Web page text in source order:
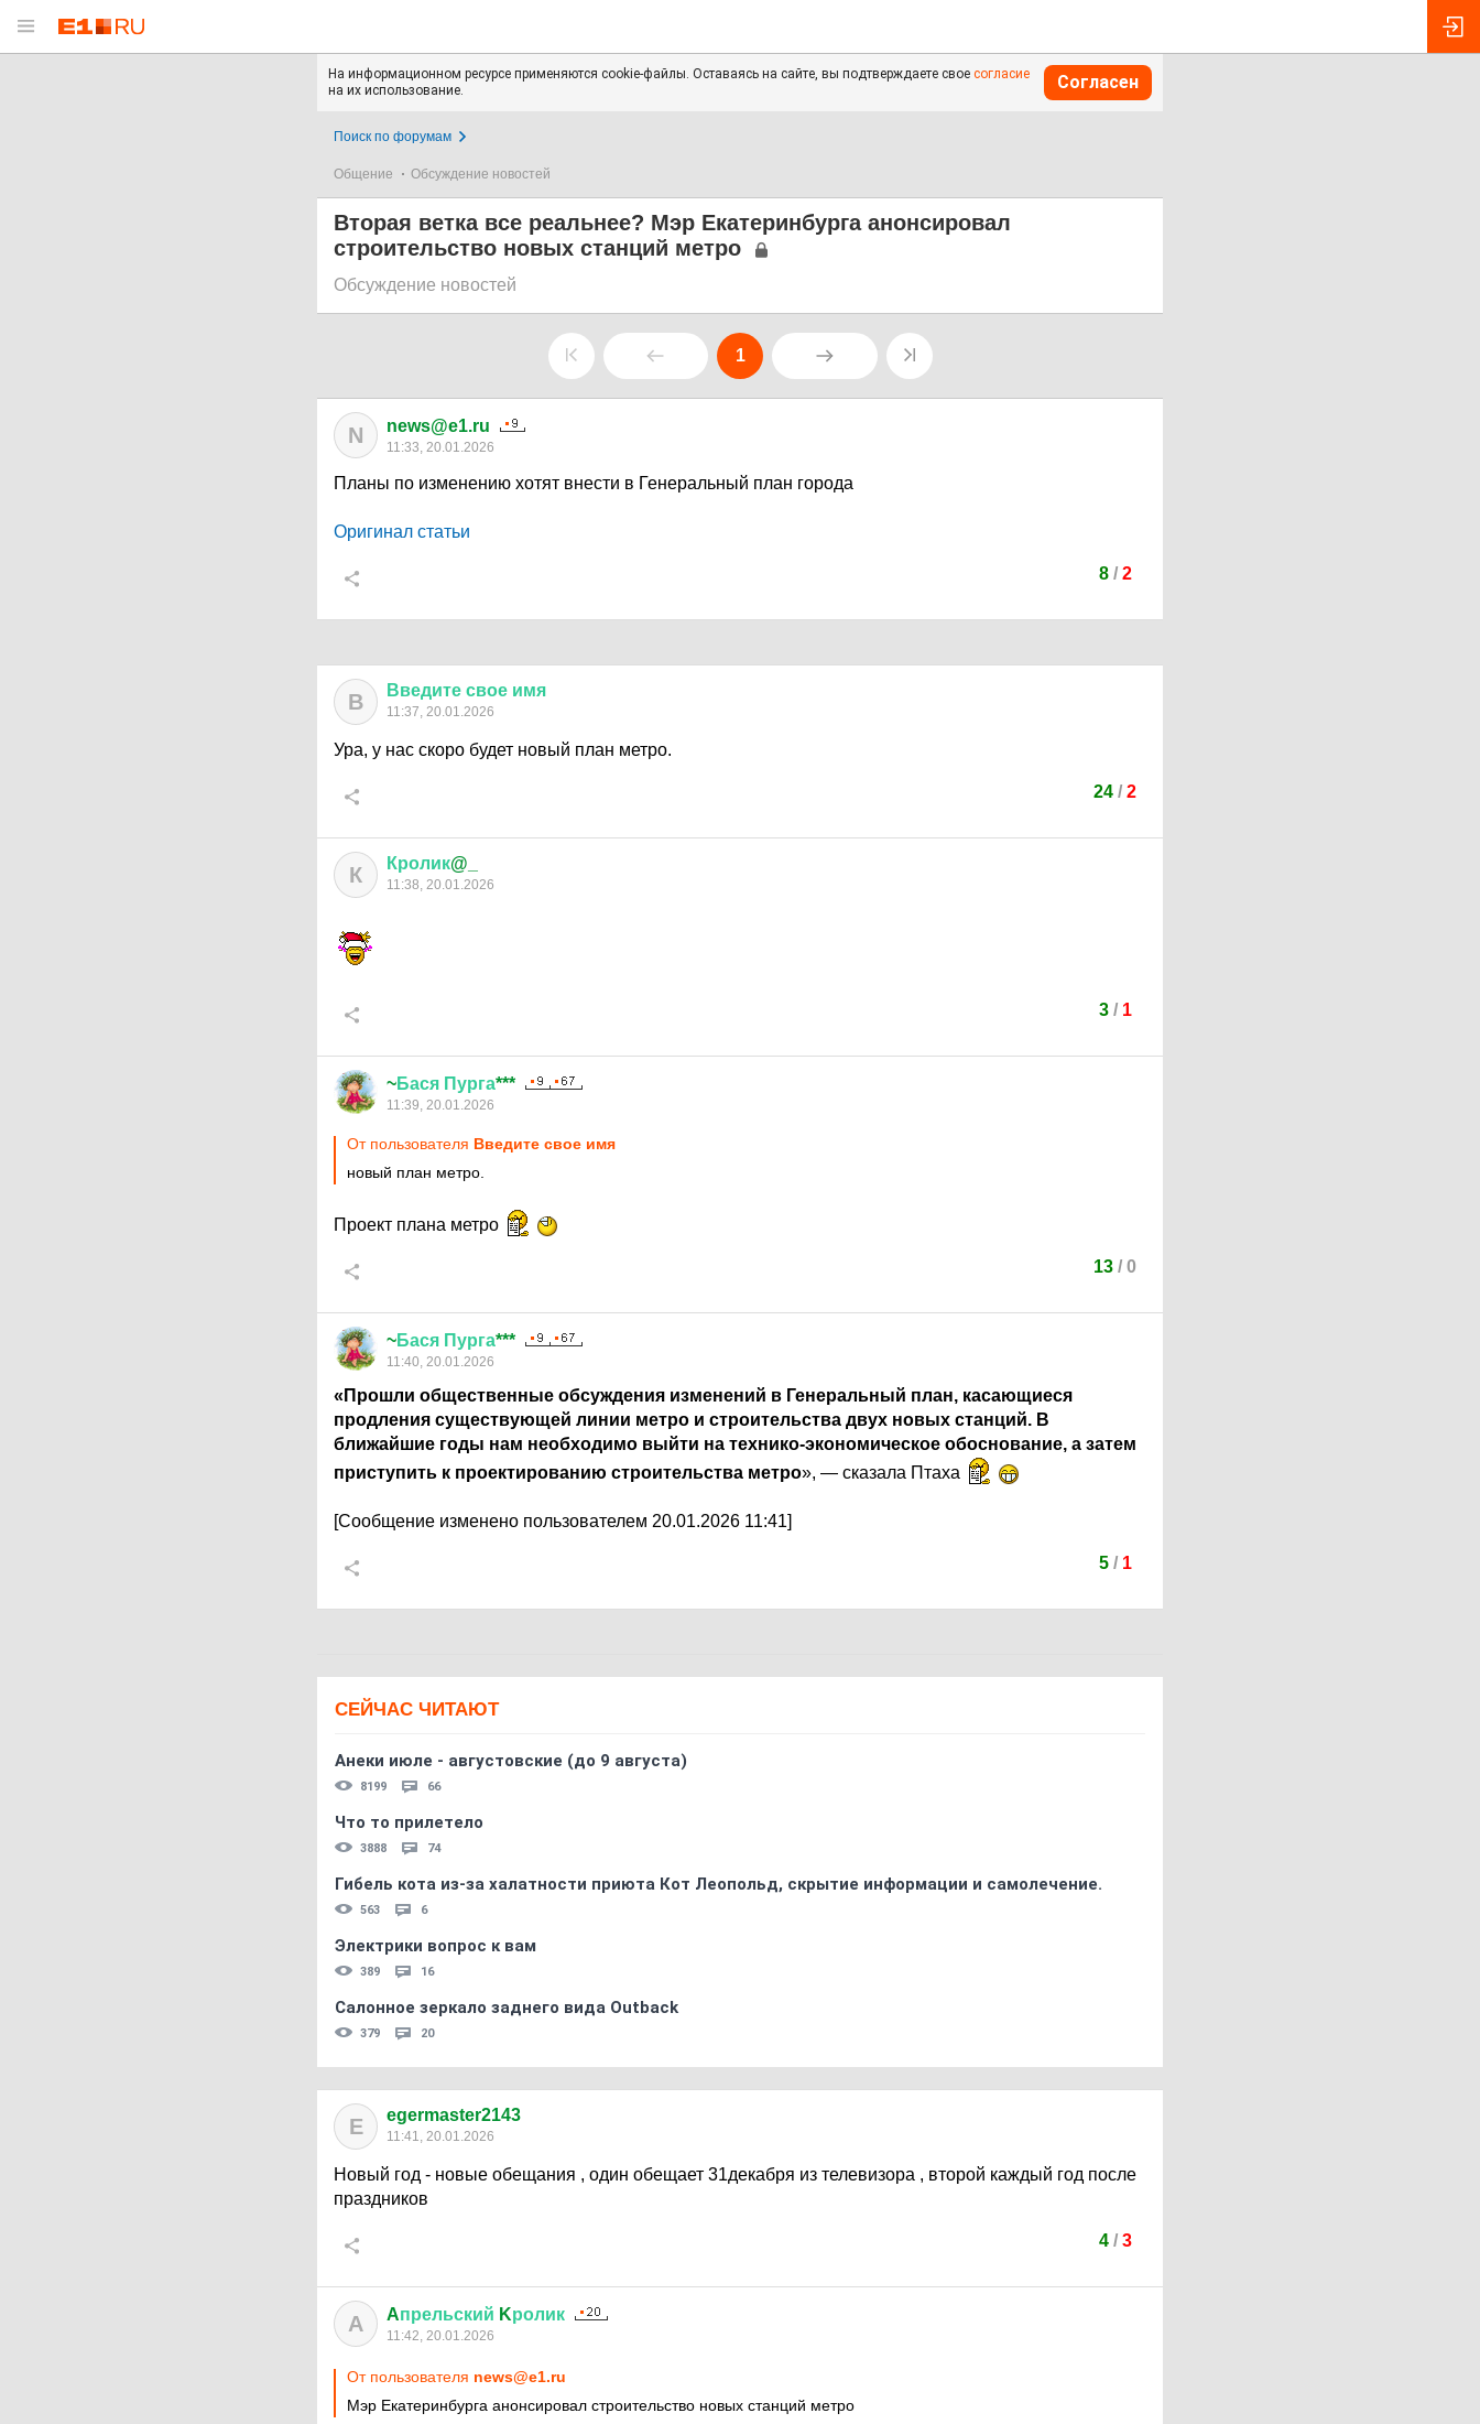
На информационном ресурсе применяются cookie-файлы. Оставаясь на сайте, вы подтверждаете свое согласие
на их использование.
Согласен
Поиск по форумам
Общение Обсуждение новостей
Вторая ветка все реальнее? Мэр Екатеринбурга анонсировал
строительство новых станций метро
Обсуждение новостей
1
N news@e1.ru
11:33, 20.01.2026
Планы по изменению хотят внести в Генеральный план города
Оригинал статьи
8/ 2
В Введите свое имя
11:37, 20.01.2026
Ура, у нас скоро будет новый план метро.
24 / 2
К Кролик@_
11:38, 20.01.2026
3/ 1
~Бася Пурга***
11:39, 20.01.2026
От пользователя Введите свое имя
новый план метро.
Проект плана метро
13 / 0
~Бася Пурга***
11:40, 20.01.2026
«Прошли общественные обсуждения изменений в Генеральный план, касающиеся
продления существующей линии метро и строительства двух новых станций. В
ближайшие годы нам необходимо выйти на технико-экономическое обоснование, а затем
приступить к проектированию строительства метро», — сказала Птаха
[Сообщение изменено пользователем 20.01.2026 11:41]
5/ 1
СЕЙЧАС ЧИТАЮТ
Анеки июле - августовские (до 9 августа)
8199 66
Что то прилетело
3888 74
Гибель кота из-за халатности приюта Кот Леопольд, скрытиe информации и самолечение.
563 6
Электрики вопрос к вам
389 16
Салонное зеркало заднего вида Outback
379 20
E egermaster2143
11:41, 20.01.2026
Новый год - новые обещания , один обещает 31декабря из телевизора , второй каждый год после
праздников
4/ 3
A Aпрельский Kролик
11:42, 20.01.2026
От пользователя news@e1.ru
Мэр Екатеринбурга анонсировал строительство новых станций метро